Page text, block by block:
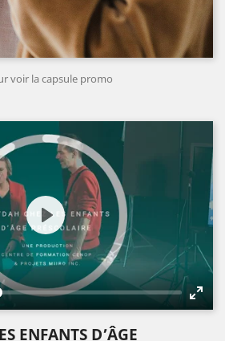
voir la capsule promo
Enter
Play
ENFANTS D’ÂGE